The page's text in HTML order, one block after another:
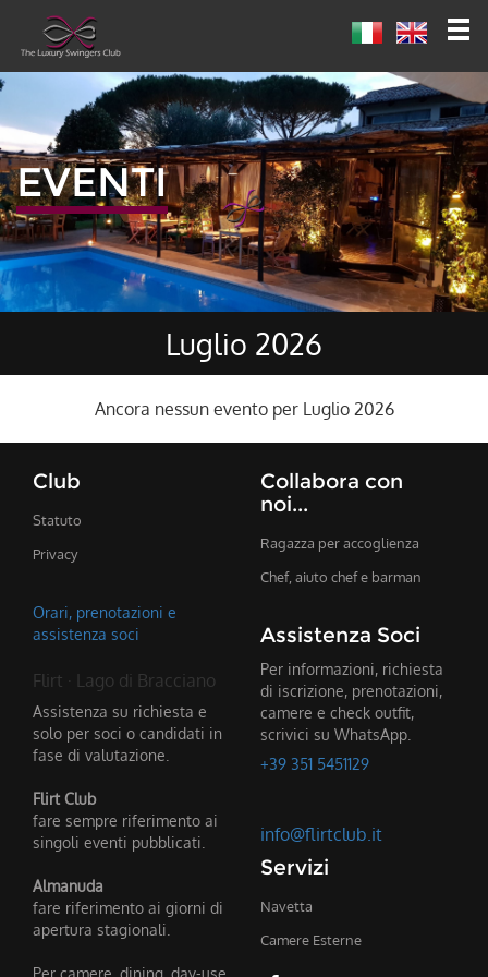
EVENTI
Luglio 2026
Ancora nessun evento per Luglio 2026
Club
Statuto
Privacy
Orari, prenotazioni e
assistenza soci
Flirt · Lago di Bracciano
Assistenza su richiesta e
solo per soci o candidati in
fase di valutazione.
Flirt Club
fare sempre riferimento ai
singoli eventi pubblicati.
Almanuda
fare riferimento ai giorni di
apertura stagionali.
Per camere, dining, day-use
Collabora con
noi...
Ragazza per accoglienza
Chef, aiuto chef e barman
Assistenza Soci
Per informazioni, richiesta
di iscrizione, prenotazioni,
camere e check outfit,
scrivici su WhatsApp.
+39 351 5451129
info@flirtclub.it
Servizi
Navetta
Camere Esterne